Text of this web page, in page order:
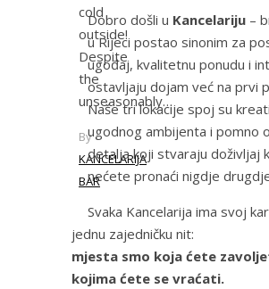
cold
outside!
Despite
the
unseasonably…
By
KANCELARIJA
BAR
Dobro došli u Kancelariju –
u Rijeci postao sinonim za
ugođaj, kvalitetnu ponudu i
ostavljaju dojam već na prvi
Naše tri lokacije spoj su
ugodnog ambijenta i pomno
detalja koji stvaraju doživljaj
nećete pronaći nigdje
Svaka Kancelarija ima svoj
jednu zajedničku nit:
mjesta smo koja ćete
kojima ćete se vraćati.